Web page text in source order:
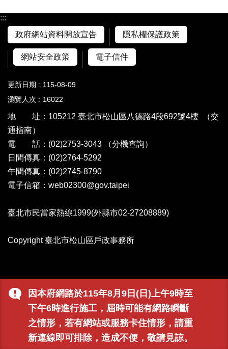
因本府網路於115年8月9日(日)上午9時至
下午6時進行施工，屆時可能有網路瞬斷
之情形，若有網站或服務卡住情形，請重
新連線即可排除，造成不便，敬請見諒。
:::
政府網站資料開放宣告
隱私權保護政策
網站安全政策 電子信件
更新日期
115-08-09
瀏覽人次
16022
地 址：105212 臺北市松山區八德路4段692號4樓
（交
通指南）
電 話：(02)2753-3043
（分機查詢）
日間傳真：(02)2764-5292
午間傳真：(02)2745-8790
電子信箱：web02300@gov.taipei
臺北市民當家熱線1999(外縣市02-27208889)
Copyright 臺北市松山區戶政事務所